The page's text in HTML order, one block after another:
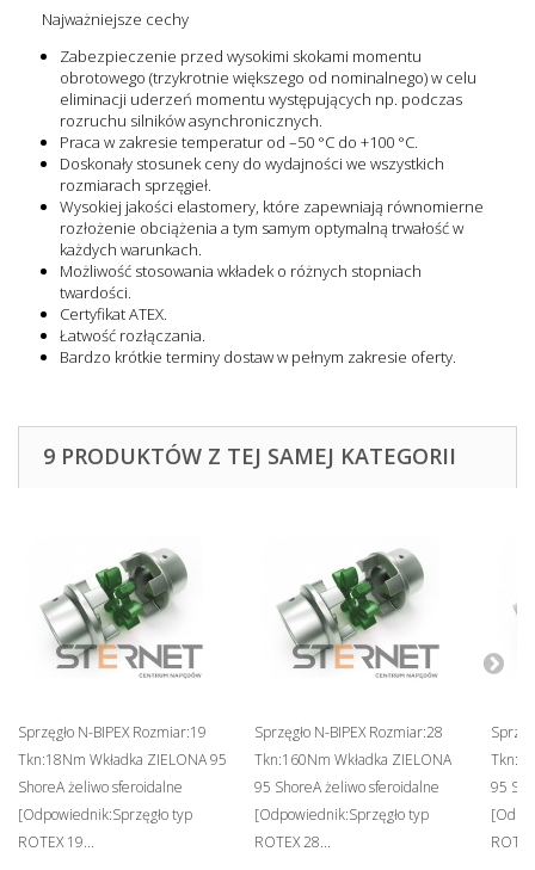
Najważniejsze cechy
Zabezpieczenie przed wysokimi skokami momentu
obrotowego (trzykrotnie większego od nominalnego) w celu
eliminacji uderzeń momentu występujących np. podczas
rozruchu silników asynchronicznych.
Praca w zakresie temperatur od –50 °C do +100 °C.
Doskonały stosunek ceny do wydajności we wszystkich
rozmiarach sprzęgieł.
Wysokiej jakości elastomery, które zapewniają równomierne
rozłożenie obciążenia a tym samym optymalną trwałość w
każdych warunkach.
Możliwość stosowania wkładek o różnych stopniach
twardości.
Certyfikat ATEX.
Łatwość rozłączania.
Bardzo krótkie terminy dostaw w pełnym zakresie oferty.
9 PRODUKTÓW Z TEJ SAMEJ KATEGORII
Sprzęgło N-BIPEX Rozmiar:19
Tkn:18Nm Wkładka ZIELONA 95
ShoreA żeliwo sferoidalne
[Odpowiednik:Sprzęgło typ
ROTEX 19...
Sprzęgło N-BIPEX Rozmiar:28
Tkn:160Nm Wkładka ZIELONA
95 ShoreA żeliwo sferoidalne
[Odpowiednik:Sprzęgło typ
ROTEX 28...
95